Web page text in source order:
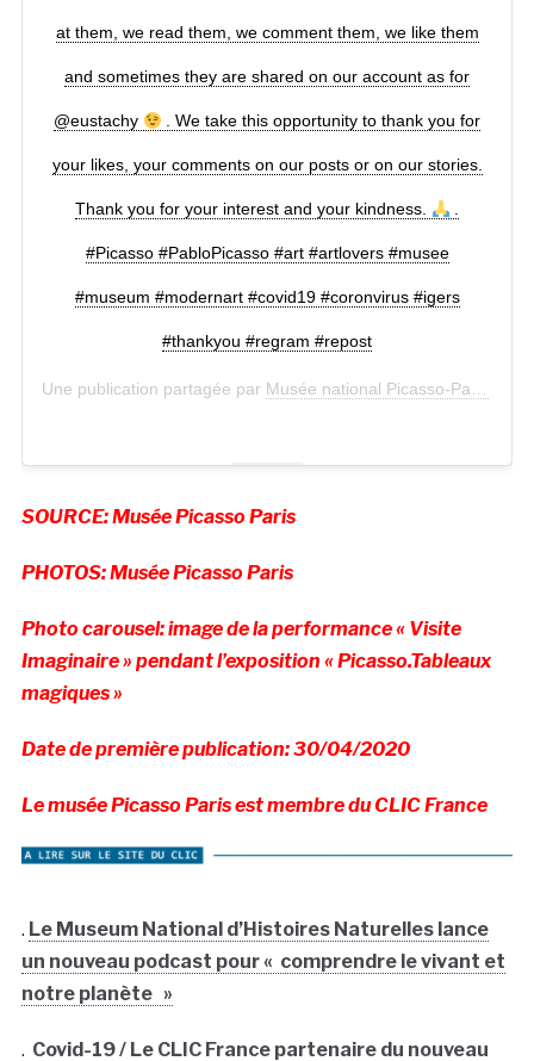
at them, we read them, we comment them, we like them
and sometimes they are shared on our account as for
@eustachy . We take this opportunity to thank you for
your likes, your comments on our posts or on our stories.
Thank you for your interest and your kindness. .
#Picasso #PabloPicasso #art #artlovers #musee
#museum #modernart #covid19 #coronvirus #igers
#thankyou #regram #repost
Une publication partagée par Musée national Picasso-Paris
SOURCE: Musée Picasso Paris
PHOTOS: Musée Picasso Paris
Photo carousel: image de la performance « Visite
Imaginaire » pendant l’exposition « Picasso.Tableaux
magiques »
Date de première publication: 30/04/2020
Le musée Picasso Paris est membre du CLIC France
. Le Museum National d’Histoires Naturelles lance
un nouveau podcast pour « comprendre le vivant et
notre planète »
. Covid-19 / Le CLIC France partenaire du nouveau